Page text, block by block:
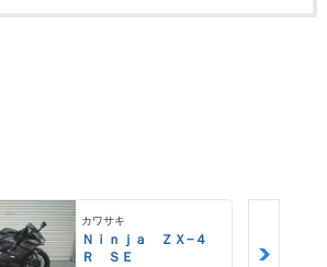
カワサキ
Ｎｉｎｊａ ＺＸ−４
Ｒ ＳＥ